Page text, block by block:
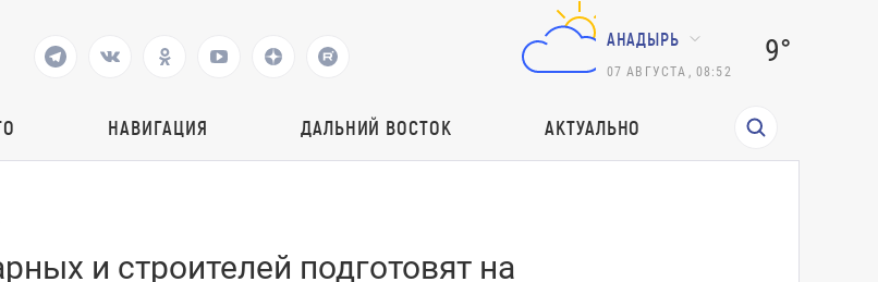
АНАДЫРЬ
07 АВГУСТА 08:52
9°
НАВИГАЦИЯ ДАЛЬНИЙ ВОСТОК АКТУАЛЬНО
и строителей подготовят на